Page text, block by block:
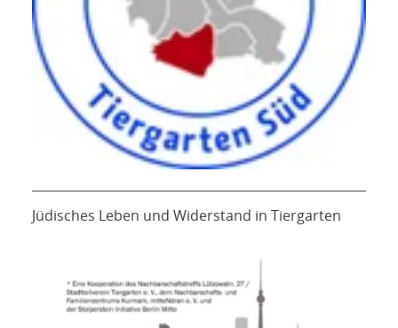
Jüdisches Leben und Widerstand in Tiergarten